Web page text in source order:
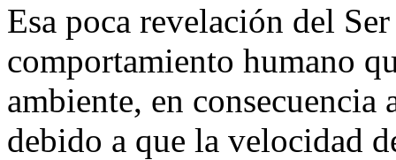
Esa poca revelación del
comportamiento humano
ambiente, en
debido a que la velocidad